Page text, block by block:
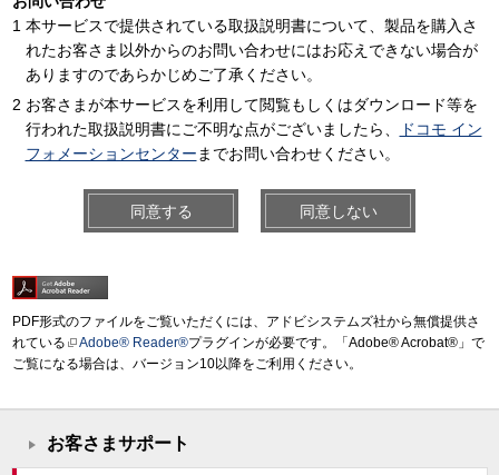
本サービスで提供されている取扱説明書について、製品を購入さ
れたお客さま以外からのお問い合わせにはお応えできない場合が
ありますのであらかじめご了承ください。
お客さまが本サービスを利用して閲覧もしくはダウンロード等を
行われた取扱説明書にご不明な点がございましたら、
ドコモ イン
フォメーションセンター までお問い合わせください。
同意する 同意しない
PDF形式のファイルをご覧いただくには、アドビシステムズ社から無償提供さ
れている
Adobe® Reader®プラグインが必要です。「Adobe® Acrobat®」で
ご覧になる場合は、バージョン10以降をご利用ください。
お客さまサポート